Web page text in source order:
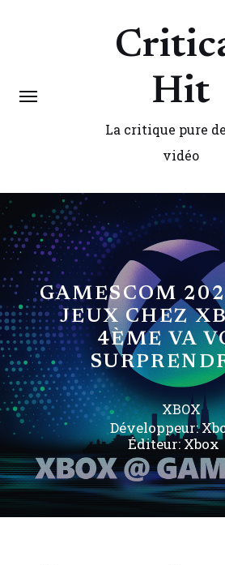
Hit
La critique pure
vidéo
GAMESCOM
JEUX CHEZ
4ÈME VA
XBOX
Développeur:
Éditeur:Xbox